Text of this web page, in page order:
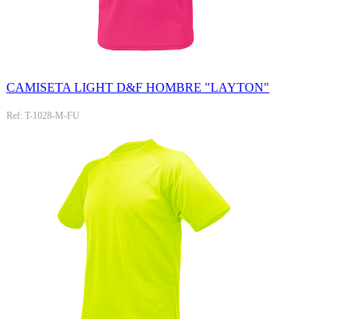
CAMISETA LIGHT D&F HOMBRE "LAYTON"
Ref: T-1028-M-FU